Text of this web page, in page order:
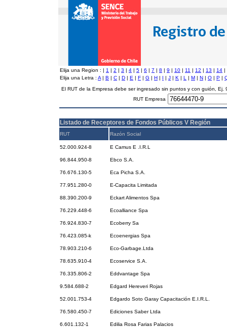
Elija una Region : | 1 | 2 | 3 | 4 | 5 | 6 | 7 | 8 | 9 | 10 | 11 | 12 | 13 | 14 |
Elija una Letra : A | B | C | D | E | F | G | H | I | J | K | L | M | N | O | P |
El RUT de la Empresa debe ser ingresado sin puntos y con guión, Ej.
RUT Empresa
Listado de Receptores de Fondos Públicos V Región
RUT Razón Social
52.000.924-8 E Camus E .I.R.L
96.844.950-8 Ebco S.A.
76.676.130-5 Eca Picha S.A.
77.951.280-0 E-Capacita Limitada
88.390.200-9 Eckart Alimentos Spa
76.229.448-6 Ecoalliance Spa
76.924.830-7 Ecoberry Sa
76.423.085-k Ecoenergias Spa
78.903.210-6 Eco-Garbage.Ltda
78.635.910-4 Ecoservice S.A.
76.335.806-2 Eddvantage Spa
9.584.688-2 Edgard Hereveri Rojas
52.001.753-4 Edgardo Soto Garay Capacitación E.I.R.L.
76.580.450-7 Ediciones Saber Ltda
6.601.132-1 Edilia Rosa Farias Palacios